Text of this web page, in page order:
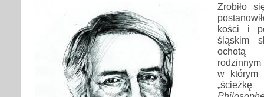
Zrobiło
kości i
śląskim
ochotą
w którym